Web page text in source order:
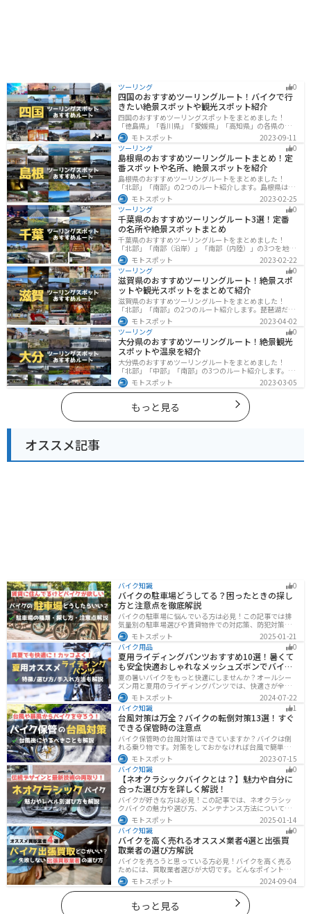
ツーリング 0
四国のおすすめツーリングルート！バイクで行
きたい絶景スポットや観光スポット紹介
四国のおすすめツーリングスポットをまとめました！
「徳島県」「香川県」「愛媛県」「高知県」の各県の観
光地紹介します。自然豊かな山々や湖、温泉地が点在
し、四季折々の景色を楽しめるスポットが多数ありま
す。バイクで四国にツーリングに行く際は参考にしてく
ださい。
モトスポット
2023-09-11
ツーリング
0
島根県のおすすめツーリングルートまとめ！定
番スポットや名所、絶景スポットを紹介
島根県のおすすめツーリングルートをまとめました！
「北部」「南部」の2つのルート紹介します。島根県は、
海と山が近く、1日で全然違う景色を堪能することができ
ます。バイクで島根県にツーリングに行く際は参考にし
てください。
モトスポット
2023-02-25
ツーリング
0
千葉県のおすすめツーリングルート3選！定番
の名所や絶景スポットまとめ
千葉県のおすすめツーリングルートをまとめました！
「北部」「南部（沿岸）」「南部（内陸）」の3つを地域
別で紹介します！千葉は首都圏からのアクセスも良く、
海と山どちらも堪能できるのでツーリングには最適な場
所です。
モトスポット
2023-02-22
ツーリング
0
滋賀県のおすすめツーリングルート！絶景スポ
ットや観光スポットをまとめて紹介
滋賀県のおすすめツーリングルートをまとめました！
「北部」「南部」の2つのルート紹介します。琵琶湖だけ
でなく、比叡山ドライブウェイなどの山を楽しめるスポ
ットも多数あります。バイクで滋賀県にツーリングに行
く際は参考にしてください。
モトスポット
2023-04-02
ツーリング
0
大分県のおすすめツーリングルート！絶景観光
スポットや温泉を紹介
大分県のおすすめツーリングルートをまとめました！
「北部」「中部」「南部」の3つのルート紹介します。阿
蘇の雄大な自然を満喫できるスポットや温泉を満喫する
ツーリングができます。バイクで大分県にツーリングに
行く際は参考にしてください。
モトスポット 2023-03-05
もっと見る
オススメ記事
バイク知識 0
バイクの駐車場どうしてる？困ったときの探し
方と注意点を徹底解説
バイクの駐車場に悩んでいる方は必見！この記事では排
気量別の駐車場選びや賃貸物件での対応策、防犯対策を
解説します。実は駐車場の種類やマナーを押さえるだけ
で快適なバイクライフが実現可能です。記事を読み駐車
場探しのコツをぜひチェックしてください。
モトスポット
2025-01-21
バイク用品
0
夏用ライディングパンツおすすめ10選！暑くて
も安全快適おしゃれなメッシュズボンでバイク
に乗ろう
夏の暑いバイクをもっと快適にしませんか？オールシー
ズン用と夏用のライディングパンツでは、快適さが全然
違います。生地の大半がメッシュ素材で作られた夏用で
は通気性・透湿性に優れており、熱気を逃しつつ汗をし
っかりと乾かしてくれます。そんな夏用ライディングパ
ンツの選び方や特徴オススメ商品をまとめました。
モトスポット
2024-07-22
バイク知識
1
台風対策は万全？バイクの転倒対策13選！すぐ
できる保管時の注意点
バイク保管時の台風対策はできていますか？バイクは倒
れる乗り物です。対策をしておかなければ台風で簡単に
倒れてしまいます。大切な愛車に傷がつく前にしっかり
と対策しておきましょう。初心者でも簡単にできる台風
対策を紹介します。台風後にやるべきこともまとめてあ
るので、参考にしてください。
モトスポット
2023-07-15
バイク知識
0
【ネオクラシックバイクとは？】魅力や自分に
合った選び方を詳しく解説！
バイクが好きな方は必見！この記事では、ネオクラシッ
クバイクの魅力や選び方、メンテナンス方法について解
説しています。実はネオクラシックバイクは、見た目と
機能性の両方を求める人に最適なです。この記事を読め
ば、ネオクラシックバイクの魅力が理解できます。
モトスポット
2025-01-14
バイク知識
0
バイクを高く売れるオススメ業者4選と出張買
取業者の選び方解説
バイクを売ろうと思っている方必見！バイクを高く売る
ためには、買取業者選びが大切です。どんなポイントで
業者を選べばいいのか見るべきポイントを7つまとめまし
た。また、買取実績が豊富なオススメの買取業者を4つを
厳選・解説します。
モトスポット 2024-09-04
もっと見る